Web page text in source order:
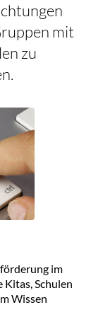
mit
zu
im
Schulen
Wissen